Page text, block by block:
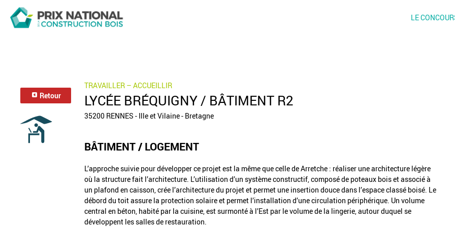
LE
Retour
TRAVAILLER – ACCUEILLIR
LYCÉE BRÉQUIGNY / BÂTIMENT R2
35200 RENNES - Ille et Vilaine - Bretagne
BÂTIMENT / LOGEMENT
L’approche suivie pour développer ce projet est la même que celle de Arretche : réaliser une architecture légère
où la structure fait l’architecture. L’utilisation d’un système constructif, composé de poteaux bois et associé à
un plafond en caisson, crée l’architecture du projet et permet une insertion douce dans l’espace classé boisé. Le
débord du toit assure la protection solaire et permet l’installation d’une circulation périphérique. Un volume
central en béton, habité par la cuisine, est surmonté à l’Est par le volume de la lingerie, autour duquel se
développent les salles de restauration.